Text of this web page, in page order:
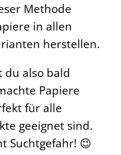
Methode
in allen
herstellen.
du also bald
Papiere
für alle
geeignet sind.
Suchtgefahr! 😉